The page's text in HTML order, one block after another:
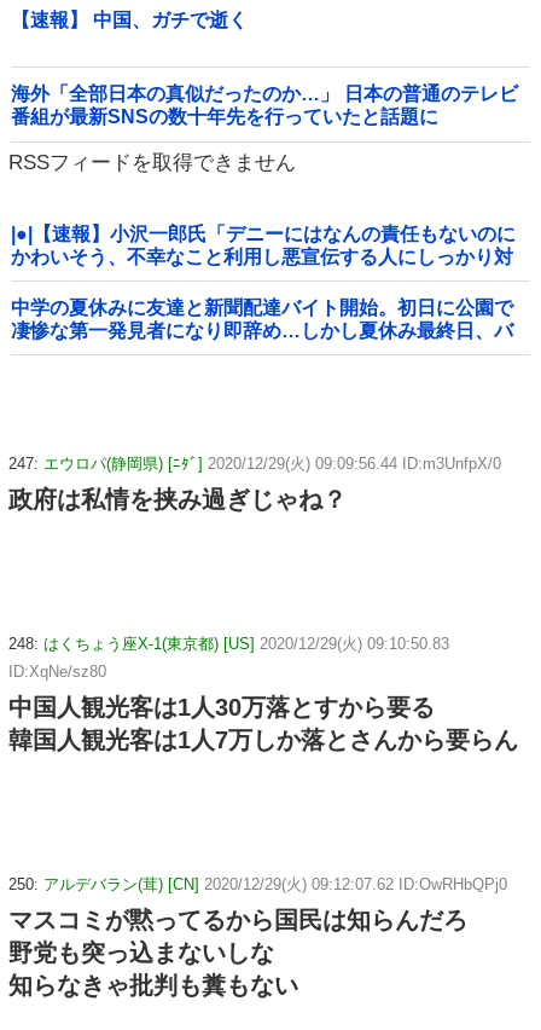
【速報】 中国、ガチで逝く
海外「全部日本の真似だったのか…」 日本の普通のテレビ
番組が最新SNSの数十年先を行っていたと話題に
RSSフィードを取得できません
|●|【速報】小沢一郎氏「デニーにはなんの責任もないのに
かわいそう、不幸なこと利用し悪宣伝する人にしっかり対
応を」
中学の夏休みに友達と新聞配達バイト開始。初日に公園で
凄惨な第一発見者になり即辞め…しかし夏休み最終日、バ
イトを続けた友人の身に起きた「更なる悲劇」←このバイ
247: エウロパ(静岡県) [ﾆﾀﾞ] 2020/12/29(火) 09:09:56.44 ID:m3UnfpX/0
政府は私情を挟み過ぎじゃね？
248: はくちょう座X-1(東京都) [US] 2020/12/29(火) 09:10:50.83
ID:XqNe/sz80
中国人観光客は1人30万落とすから要る
韓国人観光客は1人7万しか落とさんから要らん
250: アルデバラン(茸) [CN] 2020/12/29(火) 09:12:07.62 ID:OwRHbQPj0
マスコミが黙ってるから国民は知らんだろ
野党も突っ込まないしな
知らなきゃ批判も糞もない